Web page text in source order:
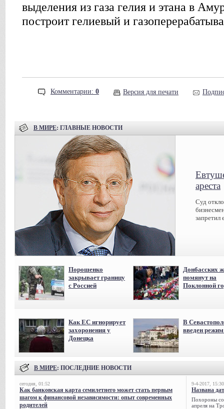
выделения из газа гелия и этана в
построит гелиевый и
Комментарии: 0 Версия для печати
В МИРЕ: ГЛАВНЫЕ НОВОСТИ
ареста
Суд
запретил
Порошенко
закрывает границу
с Россией
Донбасских
помянут на
Поклонной
Как ЕС игнорирует
захоронения у
Донецка
В
введен
В МИРЕ: ПОСЛЕДНИЕ НОВОСТИ
сегодня, 01:52
Как банковская карта семилетнего может стать первым
шагом к финансовой независимости: опыт современных
родителей
9-4-2017, 15:30
Названа
Похороны
апреля на